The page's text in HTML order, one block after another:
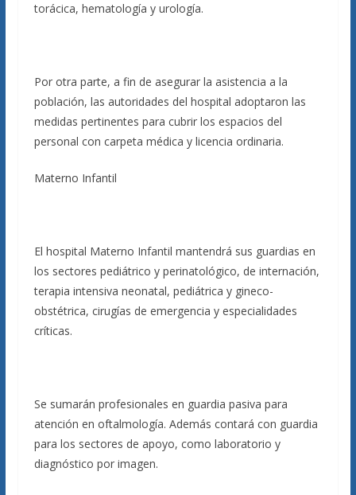
torácica, hematología y urología.
Por otra parte, a fin de asegurar la asistencia a la
población, las autoridades del hospital adoptaron las
medidas pertinentes para cubrir los espacios del
personal con carpeta médica y licencia ordinaria.
Materno Infantil
El hospital Materno Infantil mantendrá sus guardias en
los sectores pediátrico y perinatológico, de internación,
terapia intensiva neonatal, pediátrica y gineco-
obstétrica, cirugías de emergencia y especialidades
críticas.
Se sumarán profesionales en guardia pasiva para
atención en oftalmología. Además contará con guardia
para los sectores de apoyo, como laboratorio y
diagnóstico por imagen.